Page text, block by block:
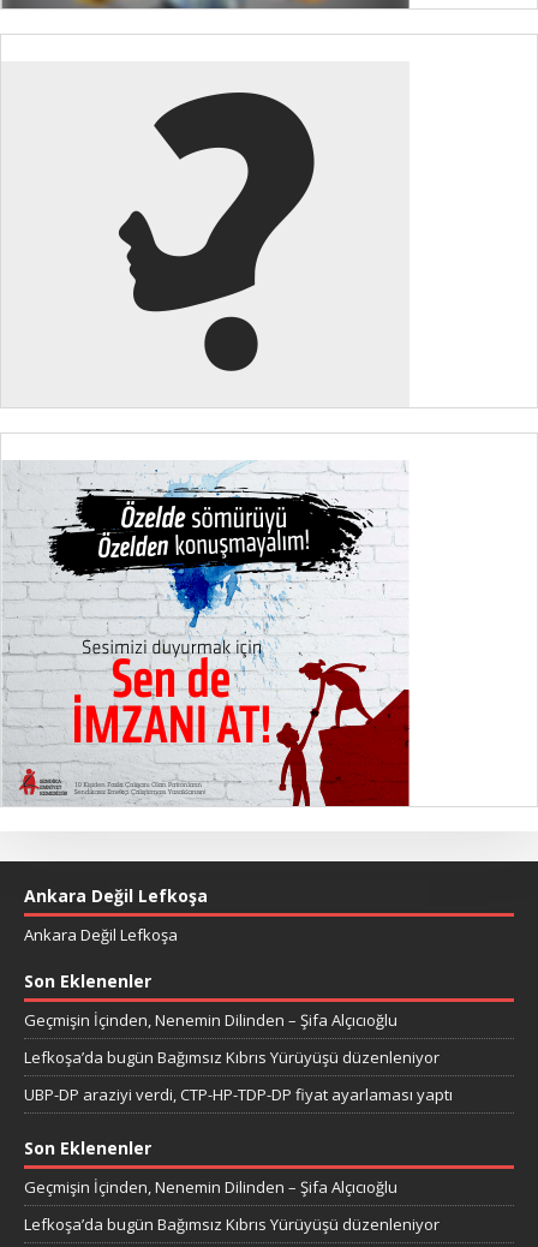
Ankara Değil Lefkoşa
Ankara Değil Lefkoşa
Son Eklenenler
Geçmişin İçinden, Nenemin Dilinden – Şifa Alçıcıoğlu
Lefkoşa’da bugün Bağımsız Kıbrıs Yürüyüşü düzenleniyor
UBP-DP araziyi verdi, CTP-HP-TDP-DP fiyat ayarlaması yaptı
Son Eklenenler
Geçmişin İçinden, Nenemin Dilinden – Şifa Alçıcıoğlu
Lefkoşa’da bugün Bağımsız Kıbrıs Yürüyüşü düzenleniyor